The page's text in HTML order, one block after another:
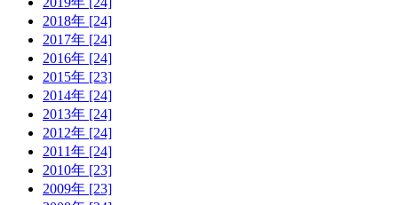
2018年 [24]
2017年 [24]
2016年 [24]
2015年 [23]
2014年 [24]
2013年 [24]
2012年 [24]
2011年 [24]
2010年 [23]
2009年 [23]